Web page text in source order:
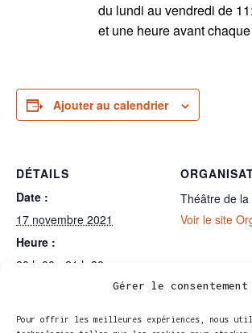
Gérer le consentement
Pour offrir les meilleures expériences, nous
du lundi au vendredi de
et une heure avant
Ajouter au calendrier
DÉTAILS
Date :
17 novembre 2021
Heure :
20 h 00 - 21 h 30
Catégories d’Spectacle:
Théâtre de la
Voir le site